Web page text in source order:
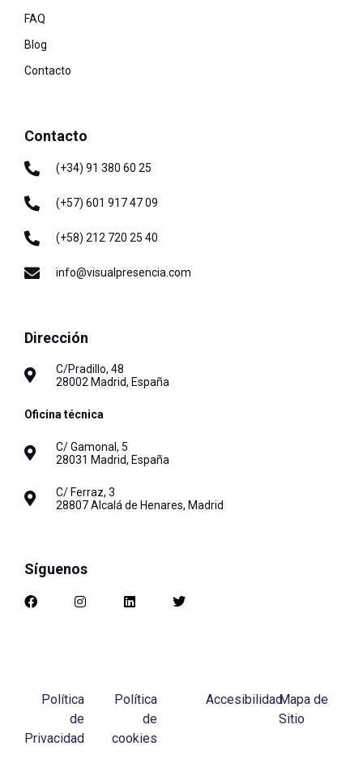
FAQ
Blog
Contacto
Contacto
(+34) 91 380 60 25
(+57) 601 917 47 09
(+58) 212 720 25 40
info@visualpresencia.com
Dirección
C/Pradillo, 48
28002 Madrid, España
Oficina técnica
C/ Gamonal, 5
28031 Madrid, España
C/ Ferraz, 3
28807 Alcalá de Henares, Madrid
Síguenos
Política
de
Privacidad
Política
de
cookies
AccesibilidadMapa de
Sitio